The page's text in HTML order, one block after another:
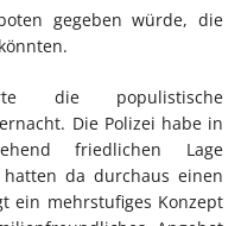
gegeben würde, die
die populistische
Die Polizei habe in
friedlichen Lage
da durchaus einen
ein mehrstufiges Konzept